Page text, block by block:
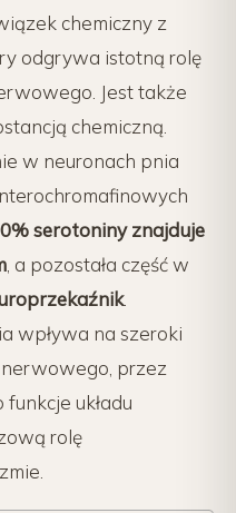
chemiczny z
odgrywa istotną rolę
Jest także
chemiczną.
w neuronach pnia
serotoniny znajduje
, a pozostała część w
.
wpływa na szeroki
nerwowego, przez
układu
rolę